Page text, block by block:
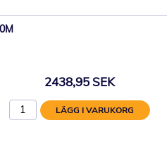
2438,95 SEK
LÄGG I VARUKORG